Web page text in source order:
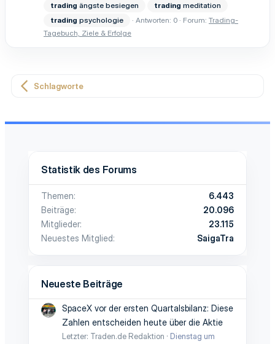
trading ängste besiegen trading meditation
trading psychologie Antworten: 0 Forum: Trading-
Tagebuch, Ziele & Erfolge
Schlagworte
Statistik des Forums
Themen
6.443
Beiträge
20.096
Mitglieder
23.115
Neuestes Mitglied
SaigaTra
Neueste Beiträge
SpaceX vor der ersten Quartalsbilanz: Diese
Zahlen entscheiden heute über die Aktie
Letzter: Traden.de Redaktion
Dienstag um